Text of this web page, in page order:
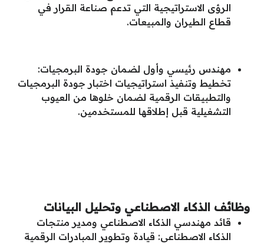
الرؤى الاستراتيجية التي تدعم صناعة القرار في
قطاع الطيران والمبيعات.
مهندس رئيسي وأول لضمان جودة البرمجيات:
تخطيط وتنفيذ استراتيجيات اختبار جودة البرمجيات
والتطبيقات الرقمية لضمان خلوها من العيوب
التشغيلية قبل إطلاقها للمستخدمين.
وظائف الذكاء الاصطناعي وتحليل البيانات
قائد مهندسي الذكاء الاصطناعي ومدير منتجات
الذكاء الاصطناعي: قيادة وتطوير المبادرات الرقمية